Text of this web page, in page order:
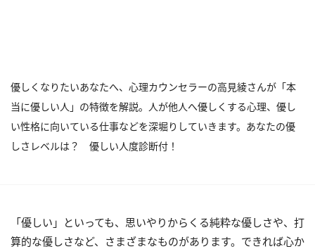
優しくなりたいあなたへ、心理カウンセラーの高見綾さんが「本
当に優しい人」の特徴を解説。人が他人へ優しくする心理、優し
い性格に向いている仕事などを深堀りしていきます。あなたの優
しさレベルは？ 優しい人度診断付！
「優しい」といっても、思いやりからくる純粋な優しさや、打
算的な優しさなど、さまざまなものがあります。できれば心か